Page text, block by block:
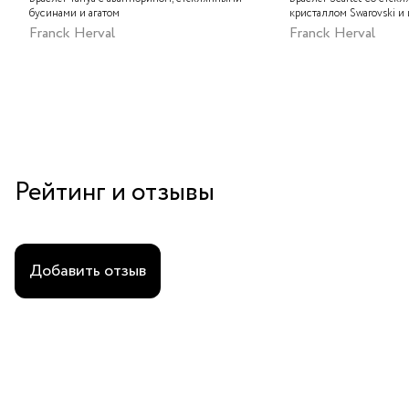
бусинами и агатом
Franck Herval
кристаллом Swarovski
Franck Herval
Рейтинг и отзывы
Добавить отзыв